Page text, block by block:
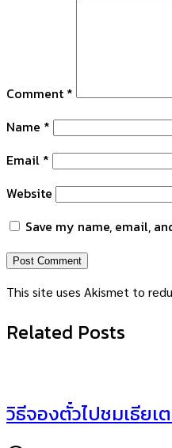
Comment *
Name *
Email *
Website
Save my name, email,
This site uses Akismet to
Related Posts
วิธีจองตั๋วไปชมเธีย